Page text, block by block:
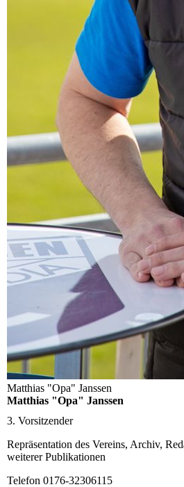
Matthias "Opa" Janssen
Matthias "Opa" Janssen
3. Vorsitzender
Repräsentation des Vereins, Archiv,
weiterer Publikationen
Telefon 0176-32306115